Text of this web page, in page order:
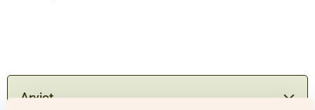
Arviot